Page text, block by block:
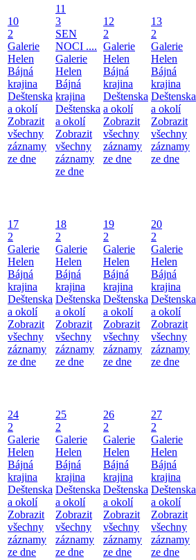
10
2
Galerie
Helen
Bájná
krajina
Deštenska
a okolí
Zobrazit
všechny
záznamy
ze dne
11
3
SEN
NOCI ....
Galerie
Helen
Bájná
krajina
Deštenska
a okolí
Zobrazit
všechny
záznamy
ze dne
12
2
Galerie
Helen
Bájná
krajina
Deštenska
a okolí
Zobrazit
všechny
záznamy
ze dne
13
2
Galerie
Helen
Bájná
krajina
Deštenska
a okolí
Zobrazit
všechny
záznamy
ze dne
17
2
Galerie
Helen
Bájná
krajina
Deštenska
a okolí
Zobrazit
všechny
záznamy
ze dne
18
2
Galerie
Helen
Bájná
krajina
Deštenska
a okolí
Zobrazit
všechny
záznamy
ze dne
19
2
Galerie
Helen
Bájná
krajina
Deštenska
a okolí
Zobrazit
všechny
záznamy
ze dne
20
2
Galerie
Helen
Bájná
krajina
Deštenska
a okolí
Zobrazit
všechny
záznamy
ze dne
24
2
Galerie
Helen
Bájná
krajina
Deštenska
a okolí
Zobrazit
všechny
záznamy
ze dne
25
2
Galerie
Helen
Bájná
krajina
Deštenska
a okolí
Zobrazit
všechny
záznamy
ze dne
26
2
Galerie
Helen
Bájná
krajina
Deštenska
a okolí
Zobrazit
všechny
záznamy
ze dne
27
2
Galerie
Helen
Bájná
krajina
Deštenska
a okolí
Zobrazit
všechny
záznamy
ze dne